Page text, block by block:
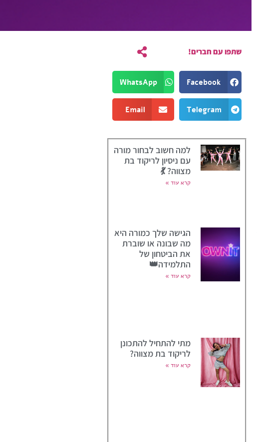
שתפו עם חברים!
Facebook
WhatsApp
Telegram
Email
למה חשוב לבחור מורה
עם ניסיון לריקוד בת
מצווה? 💃
קרא עוד »
הגישה שלך כמורה היא
מה שבונה או שוברת
את הביטחון של
התלמידה👑
קרא עוד »
מתי להתחיל להתכונן
לריקוד בת מצווה?
קרא עוד »